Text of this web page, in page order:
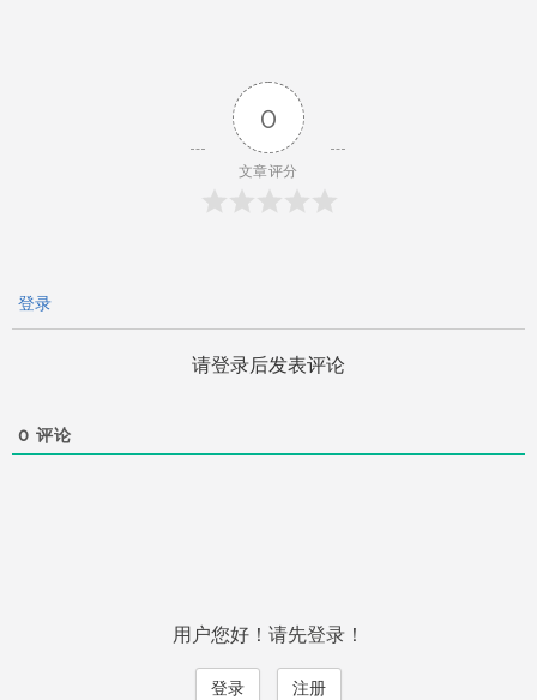
0
文章评分
登录
请登录后发表评论
0 评论
用户您好！请先登录！
登录 注册